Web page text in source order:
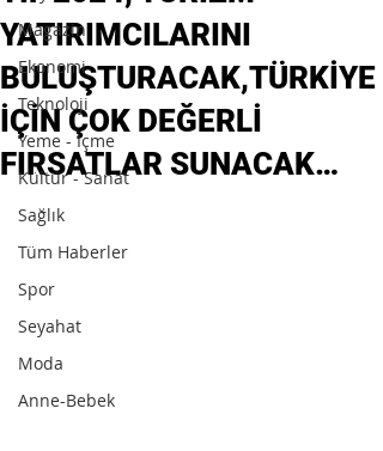
Magazin
Ekonomi
Teknoloji
Yeme - İçme
Kültür - Sanat
Sağlık
Tüm Haberler
Spor
Seyahat
Moda
Anne-Bebek
YATIRIMCILARINI
BULUŞTURACAK,TÜRKİYE
İÇİN ÇOK DEĞERLİ
FIRSATLAR SUNACAK…